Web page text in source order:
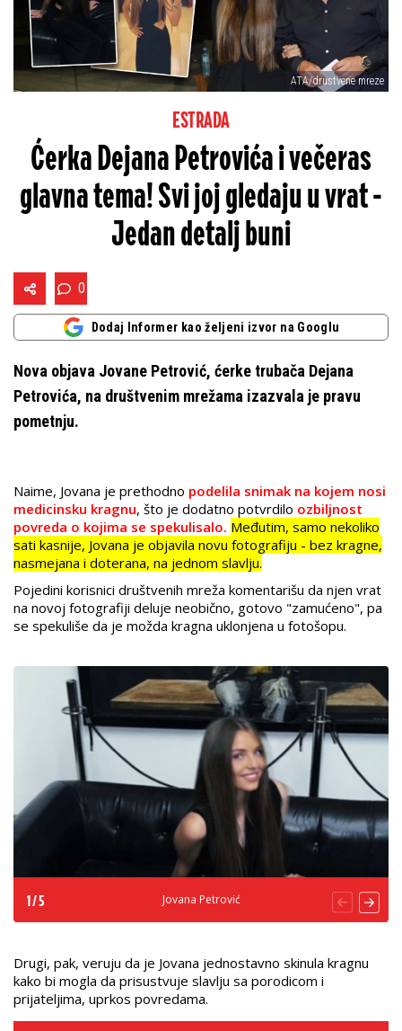
ATA/drustvene mreze
ESTRADA
Ćerka Dejana Petrovića i večeras
glavna tema! Svi joj gledaju u vrat -
Jedan detalj buni
0
Dodaj Informer kao željeni izvor na Googlu
Nova objava Jovane Petrović, ćerke trubača Dejana
Petrovića, na društvenim mrežama izazvala je pravu
pometnju.
Naime, Jovana je prethodno podelila snimak na kojem nosi
medicinsku kragnu, što je dodatno potvrdilo ozbiljnost
povreda o kojima se spekulisalo. Međutim, samo nekoliko
sati kasnije, Jovana je objavila novu fotografiju - bez kragne,
nasmejana i doterana, na jednom slavlju.
Pojedini korisnici društvenih mreža komentarišu da njen vrat
na novoj fotografiji deluje neobično, gotovo "zamućeno", pa
se spekuliše da je možda kragna uklonjena u fotošopu.
Jovana Petrović
1 /5
Drugi, pak, veruju da je Jovana jednostavno skinula kragnu
kako bi mogla da prisustvuje slavlju sa porodicom i
prijateljima, uprkos povredama.